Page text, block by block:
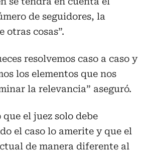
de seguidores, la
otras cosas”.
resolvemos caso a caso y
los elementos que nos
la relevancia” aseguró.
el juez solo debe
el caso lo amerite y que el
de manera diferente al